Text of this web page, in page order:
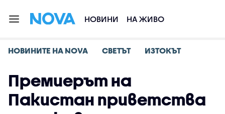
НОВИНИ НА ЖИВО
НОВИНИТЕ НА NOVA СВЕТЪТ ИЗТОКЪТ
Премиерът на
Пакистан приветства